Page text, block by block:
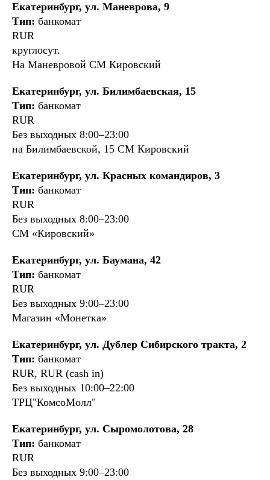
Екатеринбург, ул. Маневрова, 9
Тип: банкомат
RUR
круглосут.
На Маневровой СМ Кировский
Екатеринбург, ул. Билимбаевская, 15
Тип: банкомат
RUR
Без выходных 8:00–23:00
на Билимбаевской, 15 СМ Кировский
Екатеринбург, ул. Красных командиров, 3
Тип: банкомат
RUR
Без выходных 8:00–23:00
СМ «Кировский»
Екатеринбург, ул. Баумана, 42
Тип: банкомат
RUR
Без выходных 9:00–23:00
Магазин «Монетка»
Екатеринбург, ул. Дублер Сибирского тракта, 2
Тип: банкомат
RUR, RUR (cash in)
Без выходных 10:00–22:00
ТРЦ"КомсоМолл"
Екатеринбург, ул. Сыромолотова, 28
Тип: банкомат
RUR
Без выходных 9:00–23:00